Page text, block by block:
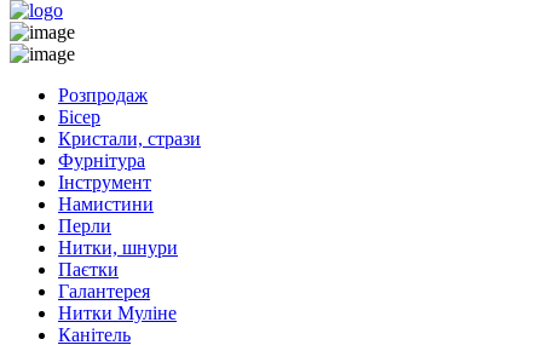
Розпродаж
Бісер
Кристали, стрази
Фурнітура
Інструмент
Намистини
Перли
Нитки, шнури
Паєтки
Галантерея
Нитки Муліне
Канітель